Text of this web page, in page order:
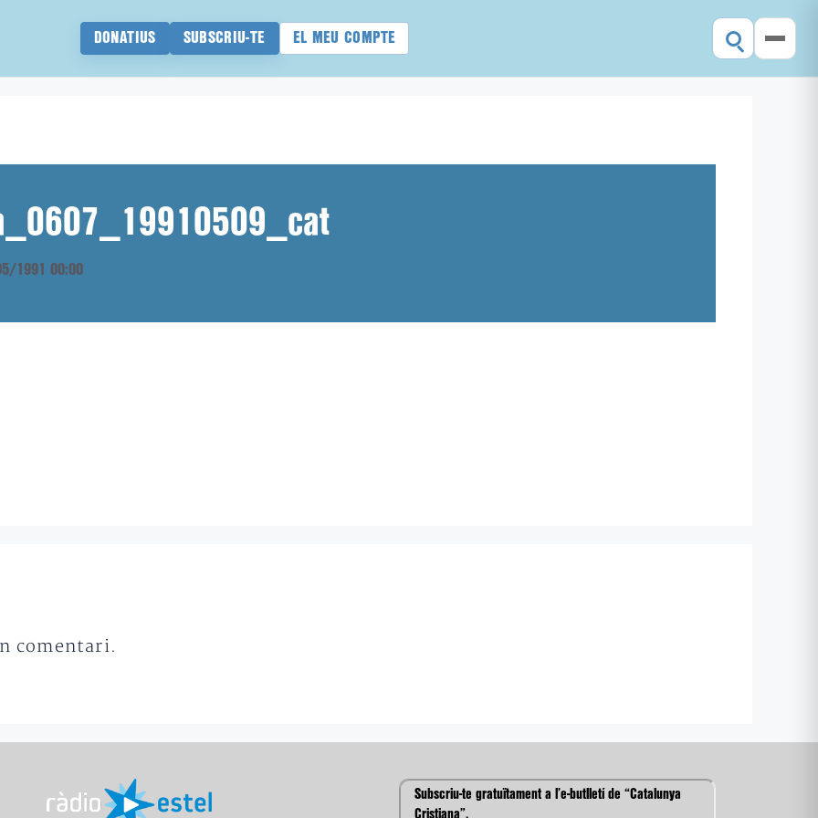
DONATIUS SUBSCRIU-TE EL MEU COMPTE
1991 00:00
comentari.
Subscriu-te gratuïtament a l’e-butlletí de “Catalunya
Cristiana”.